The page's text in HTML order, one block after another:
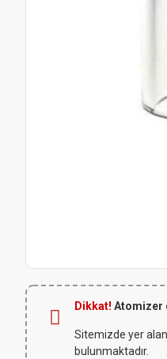
Dikkat! Atomizer
Sitemizde yer alan
bulunmaktadır.